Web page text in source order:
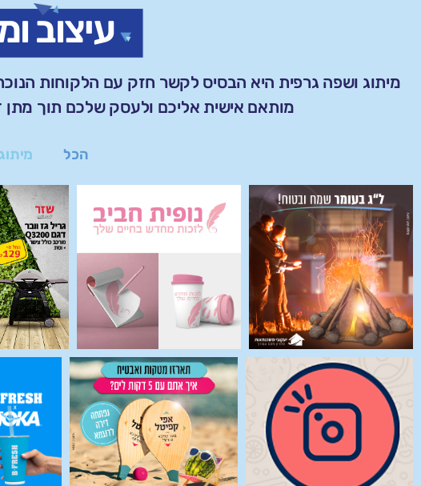
עיצוב
מיתוג ושפה גרפית היא הבסיס לקשר חזק עם הלקוחות
מותאם אישית אליכם ולעסק שלכם תוך
הכל